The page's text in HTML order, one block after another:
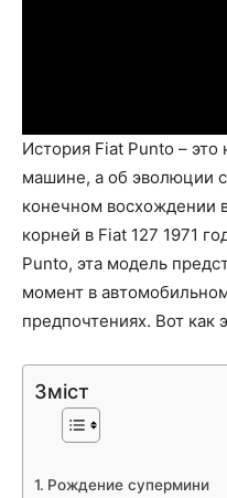
История Fiat Punto –
машине, а об эволюции
конечном восхождении
корней в Fiat 127 1971
Punto, эта модель
момент в
предпочтениях. Вот как
Зміст
Рождение супермини